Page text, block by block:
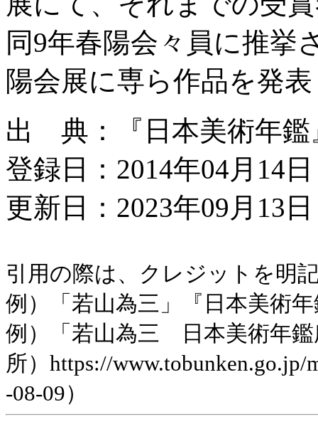
同9年春陽会々員に推挙
陽会展に専ら作品を発
出 典：『日本美術年鑑
登録日：2014年04月14日
更新日：2023年09月13
引用の際は、クレジットを明
例）「若山為三」『日本美術
例）「若山為三 日本美術年鑑
所）https://
-08-09）